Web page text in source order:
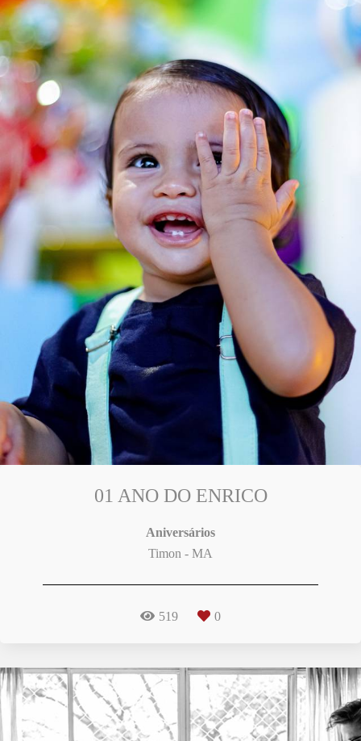
01 ANO DO ENRICO
Aniversários
Timon - MA
519 0